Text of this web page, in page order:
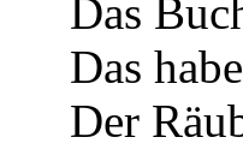
Das
Das
Der